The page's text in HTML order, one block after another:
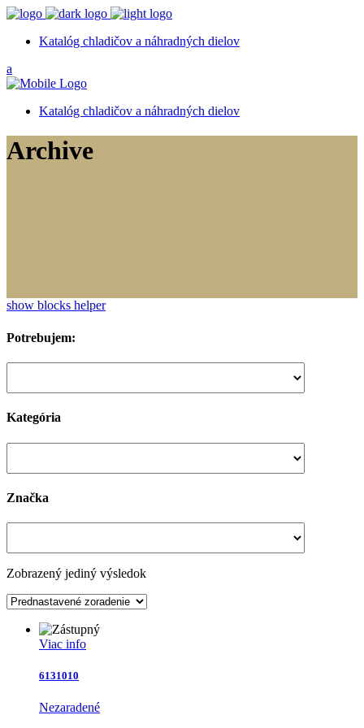
Katalóg chladičov a náhradných dielov
Katalóg chladičov a náhradných dielov
Archive
show blocks helper
Potrebujem:
Kategória
Značka
Zobrazený jediný výsledok
Viac info
6131010
Nezaradené